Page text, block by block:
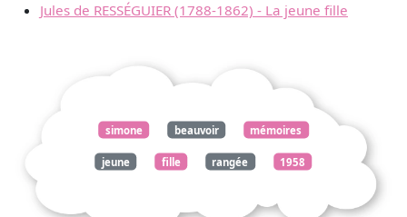
Jules de RESSÉGUIER (1788-1862) - La jeune fille
simone beauvoir mémoires
jeune fille rangée 1958